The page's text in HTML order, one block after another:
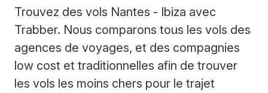
Trouvez des vols Nantes - Ibiza avec
Trabber. Nous comparons tous les vols des
agences de voyages, et des compagnies
low cost et traditionnelles afin de trouver
les vols les moins chers pour le trajet